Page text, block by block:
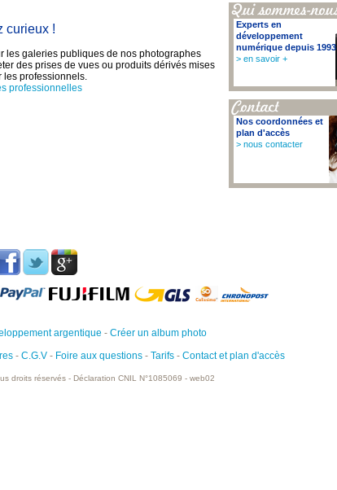
curieux !
les galeries publiques de nos photographes
des prises de vues ou produits dérivés mises
les professionnels.
professionnelles
Experts en
développement
numérique depuis 1993
> en savoir +
Nos coordonnées et
plan d'accès
> nous contacter
argentique - Créer un album photo
- C.G.V - Foire aux questions - Tarifs - Contact et plan d'accès
droits réservés - Déclaration CNIL N°1085069 - web02